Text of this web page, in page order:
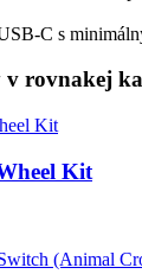
C s
v rovnakej
Kit